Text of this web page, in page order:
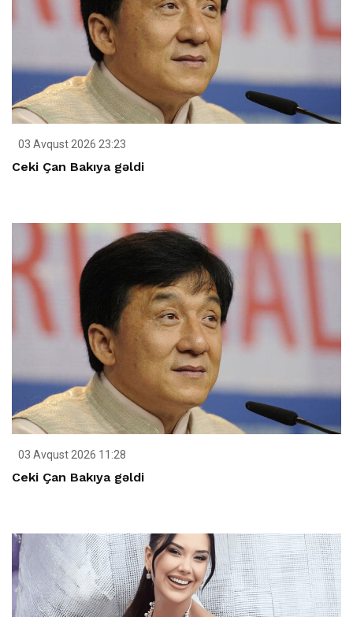
03 Avqust 2026 23:23
Ceki Çan Bakıya gəldi
03 Avqust 2026 11:28
Ceki Çan Bakıya gəldi